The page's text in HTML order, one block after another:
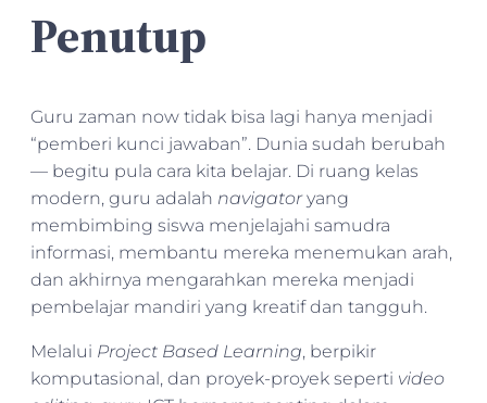
Penutup
Guru zaman now tidak bisa lagi hanya menjadi
“pemberi kunci jawaban”. Dunia sudah berubah
— begitu pula cara kita belajar. Di ruang kelas
modern, guru adalah navigatoryang
membimbing siswa menjelajahi samudra
informasi, membantu mereka menemukan arah,
dan akhirnya mengarahkan mereka menjadi
pembelajar mandiri yang kreatif dan tangguh.
Melalui Project Based Learning, berpikir
komputasional, dan proyek-proyek seperti video